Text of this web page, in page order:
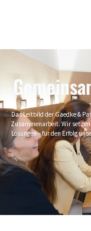
Das Leitbild der Gaedke &
Zusammenarbeit. Wir
Lösungen – für den Erfolg